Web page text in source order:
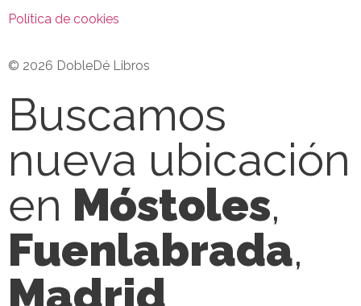
Política de cookies
© 2026 DobleDé Libros
Buscamos
nueva ubicación
en Móstoles,
Fuenlabrada,
Madrid